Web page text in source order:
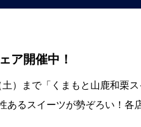
ア開催中！
）まで「くまもと山鹿和栗
あるスイーツが勢ぞろい！各